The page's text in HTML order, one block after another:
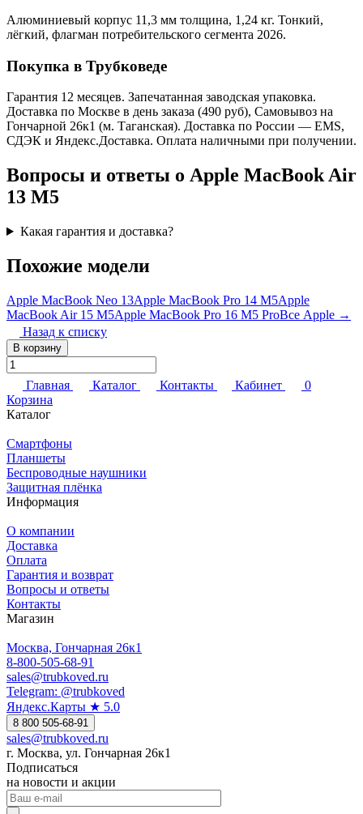
Алюминиевый корпус 11,3 мм толщина, 1,24 кг. Тонкий,
лёгкий, флагман потребительского сегмента 2026.
Покупка в Трубковеде
Гарантия 12 месяцев. Запечатанная заводская упаковка.
Доставка по Москве в день заказа (490 руб), Самовывоз на
Гончарной 26к1 (м. Таганская). Доставка по России — EMS,
СДЭК и Яндекс.Доставка. Оплата наличными при получении.
Вопросы и ответы о Apple MacBook Air
13 M5
Какая гарантия и доставка?
Похожие модели
Apple MacBook Neo 13Apple MacBook Pro 14 M5Apple
MacBook Air 15 M5Apple MacBook Pro 16 M5 ProВсе Apple →
Назад к списку
В корзину
Главная Каталог Контакты Кабинет
0
Корзина
Каталог
Смартфоны
Планшеты
Беспроводные наушники
Защитная плёнка
Информация
О компании
Доставка
Оплата
Гарантия и возврат
Вопросы и ответы
Контакты
Магазин
Москва, Гончарная 26к1
8-800-505-68-91
sales@trubkoved.ru
Telegram: @trubkoved
Яндекс.Карты ★ 5.0
8 800 505-68-91
sales@trubkoved.ru
г. Москва, ул. Гончарная 26к1
Подписаться
на новости и акции